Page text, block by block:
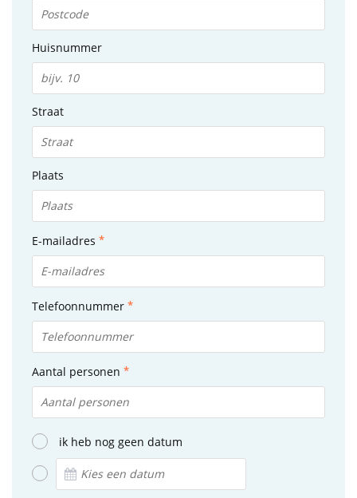
Huisnummer
Straat
Plaats
E-mailadres
Telefoonnummer
Aantal personen
ik heb nog geen datum